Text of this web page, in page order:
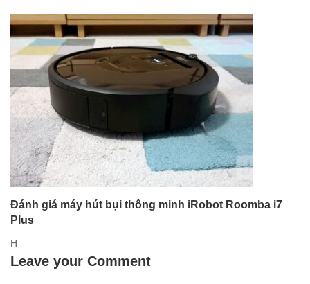
Đánh giá máy hút bụi thông minh iRobot Roomba i7
Plus
H
Leave your Comment